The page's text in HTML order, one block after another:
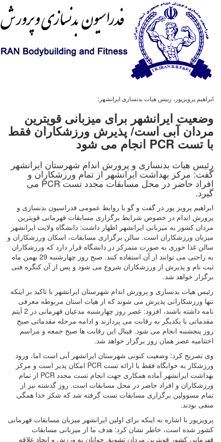
ابراهیم پرویزپور، رییس هیات بدنسازی ایرانشهر:
وضعیت ایرانشهر برای میزبانی قویترین
مردان آبی است/ پذیرش ورزشکاران فقط
با تست PCR انجام می شود
رئیس هیات بدنسازی و پرورش اندام شهرستان ایرانشهر
گفت: مرکز بهداشت ایرانشهر از تمام ورزشکاران و
افراد حاضر در محل مسابقات مجدد تست PCR می
گیرد.
ابراهیم پرویز پور در گفت و گو با روابط عمومی فدراسیون بدنسازی و
پرورش اندام در خصوص شرایط برگزاری مسابقات قهرمانی قویترین
مردان کشور به میزبانی ایرانشهر اظهار داشت: دانشگاه ولایت ایرانشهر
میزبان ورزشکاران است. سالن برگزاری مسابقات، اسکان ورزشکاران و
سالن غذا خوری به صورت متمرکز در دانشگاه قرار دارد که ورزشکاران
به راحتی می توانند از آن استفاده کنند. صبح روز چهارشنبه 29 بهمن ماه
ثبت نام و پذیرش از ورزشکاران شروع می شود و پس از آن کنگره فنی
برگزار خواهد شد.
رئیس هیات بدنسازی و پرورش اندام شهرستان ایرانشهر با تاکید بر اینکه
تنها ورزشکارانی پذیرش می شوند که از هیات استان مربوطه معرفی
نامه داشته باشند، افزود: عصر روز چهارشنبه مدعیان قهرمانی در 2 آیتم
مقدماتی با یکدیگر به رقابت می پردازند و ادامه مرحله مقدماتی صبح
روز پنجشنبه انجام می شود. فینال این رقابت ها صبح جمعه و مراسم
اختتامیه عصر همان روز برگزار خواهد شد.
وی تصریح کرد: وضعیت کنونی شهرستان ایرانشهر آبی است اما، ورود
ورزشکار به خوابگاه فقط با ارائه تست PCR امکان پذیر است و مرکز
بهداشت ایرانشهر آماده همکاری جهت انجام تست مجدد PCR از تمام
ورزشکاران و افراد حاضر در محل مسابقات است. روز گذشته نیز از
تمام مسوولین برگزاری مسابقات تست گرفته شد که شکر خدا همگی
منفی بودند.
پرویزپور با اشاره به اینکه برای اولین ایرانشهر میزبان مسابقات قهرمانی
کشور شده است، خاطر نشان کرد: هدف ما از میزبانی مسابقات
قهرمانی کشور قویترین مردان تشویق جوانان به ورزش و ایجاد علاقه